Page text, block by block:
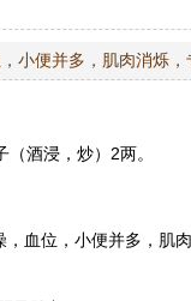
小便并多，肌肉消烁，
（酒浸，炒）2两。
血位，小便并多，肌